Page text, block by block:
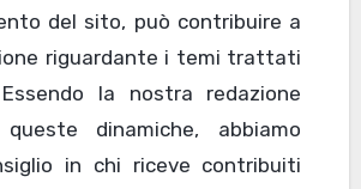
del sito, può contribuire a
riguardante i temi trattati
la nostra redazione
dinamiche, abbiamo
in chi riceve contribuiti